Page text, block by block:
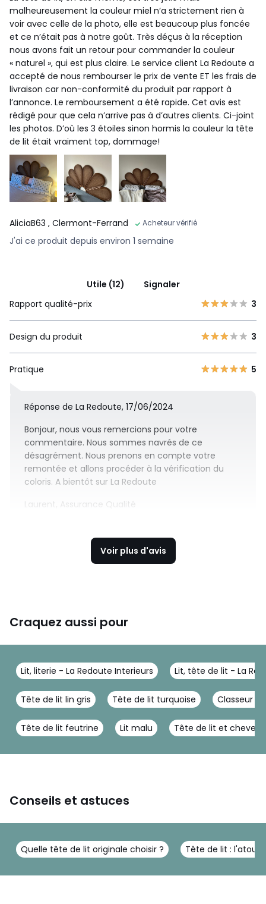
malheureusement la couleur miel n’a strictement rien à
voir avec celle de la photo, elle est beaucoup plus foncée
et ce n’était pas à notre goût. Très déçus à la réception
nous avons fait un retour pour commander la couleur
« naturel », qui est plus claire. Le service client La Redoute a
accepté de nous rembourser le prix de vente ET les frais de
livraison car non-conformité du produit par rapport à
l’annonce. Le remboursement a été rapide. Cet avis est
rédigé pour que cela n’arrive pas à d’autres clients. Ci-joint
les photos. D’où les 3 étoiles sinon hormis la couleur la tête
de lit était vraiment top, dommage!
AliciaB63 , Clermont-Ferrand Acheteur vérifié
J'ai ce produit depuis environ 1 semaine
Utile (12)
Signaler
Rapport qualité-prix
3
Design du produit 3
Pratique 5
Réponse de La Redoute, 17/06/2024
Bonjour, nous vous remercions pour votre
commentaire. Nous sommes navrés de ce
désagrément. Nous prenons en compte votre
remontée et allons procéder à la vérification du
coloris. A bientôt sur La Redoute
Laurent, Assurance Qualité
Voir plus d'avis
Craquez aussi pour
Lit, literie - La Redoute Interieurs Lit, tête de lit - La
Tête de lit lin gris Tête de lit turquoise Classeur
Tête de lit feutrine Lit malu Tête de lit et chevet
Conseils et astuces
Quelle tête de lit originale choisir ? Tête de lit : l'atout